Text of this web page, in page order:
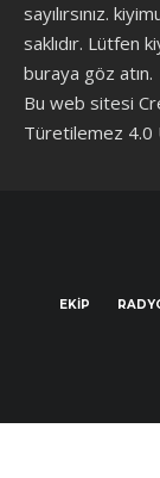
sayılırsınız.
saklıdır. Lütfen
buraya göz atın.
Bu web sitesi
Türetilemez 4.0
EKIP